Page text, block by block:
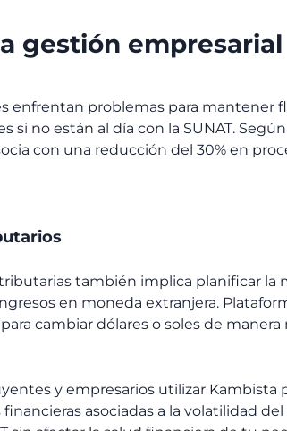
gestión empresarial
enfrentan problemas para mantener
si no están al día con la SUNAT.
con una reducción del 30% en
también implica planificar la
en moneda extranjera.
cambiar dólares o soles de manera
y empresarios utilizar Kambista
asociadas a la volatilidad